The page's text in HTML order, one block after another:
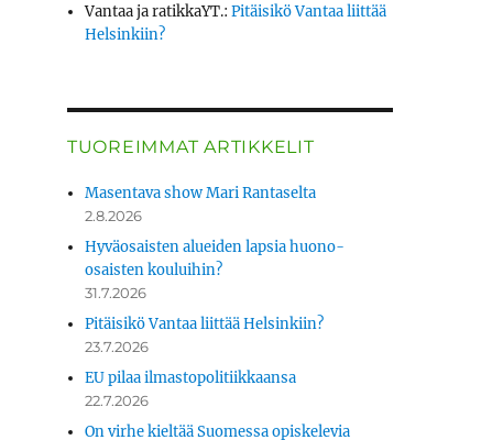
Vantaa ja ratikkaYT.:Pitäisikö Vantaa liittää
Helsinkiin?
TUOREIMMAT ARTIKKELIT
Masentava show Mari Rantaselta
2.8.2026
Hyväosaisten alueiden lapsia huono-
osaisten kouluihin?
31.7.2026
Pitäisikö Vantaa liittää Helsinkiin?
23.7.2026
EU pilaa ilmastopolitiikkaansa
22.7.2026
On virhe kieltää Suomessa opiskelevia